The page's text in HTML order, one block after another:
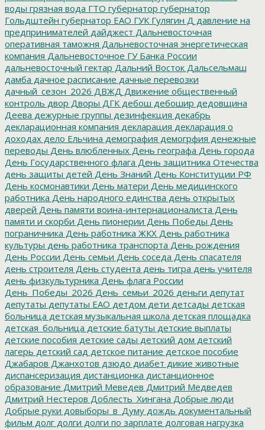
воды грязная вода ГТО губернатор губернатор
Гольдштейн губернатор ЕАО ГУК Гулягин Д давление на
предпринимателей дайджест Дальневосточная
оперативная таможня Дальневосточная энергетическая
компания Дальневосточное ГУ Банка России
дальневосточный гектар Дальний Восток Дальсельмаш
дамба дачное расписание дачные перевозки
дачный_сезон_2026 ДВЖД Движение общественный
контроль двор Дворы ДГК дебош дебошир дедовщина
Деева дежурные группы дезинфекция декабрь
декларационная компания декларация декларация о
доходах дело Ельчина демография демогрфия денежные
переводы День влюбленных День географа День города
День Государственного флага День защитника Отечества
день защиты детей День Знаний День Конституции РФ
День космонавтики День матери День медицинского
работника День народного единства день открытых
дверей День памяти воина-интернационалиста День
памяти и скорби День пионерии День Победы День
пограничника День работника ЖКХ День работника
культуры день работника транспорта День рождения
День России День семьи День соседа День спасателя
день строителя День студента день тигра день учителя
день физкультурника День флага России
День_Победы_2026 День_семьи_2026 деньги депутат
депутаты депутаты ЕАО детдом дети детсады детская
больница детская музыкальная школа детская площадка
детская_больница детские батуты детские выплаты
детские пособия детские сады детский дом детский
лагерь детский сад детское питание детское пособие
Джабаров Джанхотов дзюдо диабет дикие животные
диспансеризация дистанционка дистанционное
образование Дмитрий Меведев Дмитрий Медведев
Дмитрий Нестеров Доблесть_Хингана Добрые люди
Добрые руки довыборы_в_Думу дождь документальный
фильм долг долги долги по зарплате долговая нагрузка